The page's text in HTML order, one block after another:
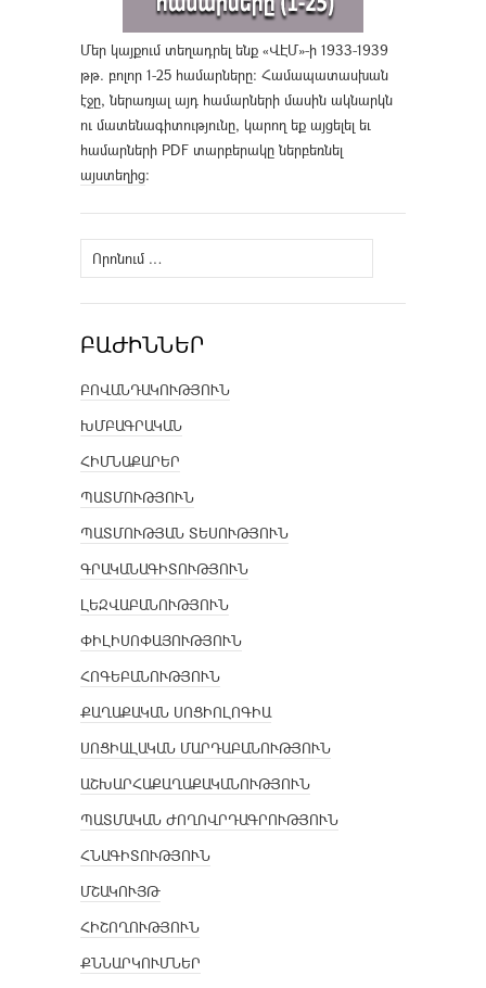
Մեր կայքում տեղադրել ենք «ՎԷՄ»-ի 1933-1939
թթ. բոլոր 1-25 համարները։ Համապատասխան
էջը, ներառյալ այդ համարների մասին ակնարկն
ու մատենագիտությունը, կարող եք այցելել եւ
համարների PDF տարբերակը ներբեռնել
այստեղից։
Որոնել՝
ԲԱԺԻՆՆԵՐ
ԲՈՎԱՆԴԱԿՈՒԹՅՈՒՆ
ԽՄԲԱԳՐԱԿԱՆ
ՀԻՄՆԱՔԱՐԵՐ
ՊԱՏՄՈՒԹՅՈՒՆ
ՊԱՏՄՈՒԹՅԱՆ ՏԵՍՈՒԹՅՈՒՆ
ԳՐԱԿԱՆԱԳԻՏՈՒԹՅՈՒՆ
ԼԵԶՎԱԲԱՆՈՒԹՅՈՒՆ
ՓԻԼԻՍՈՓԱՅՈՒԹՅՈՒՆ
ՀՈԳԵԲԱՆՈՒԹՅՈՒՆ
ՔԱՂԱՔԱԿԱՆ ՍՈՑԻՈԼՈԳԻԱ
ՍՈՑԻԱԼԱԿԱՆ ՄԱՐԴԱԲԱՆՈՒԹՅՈՒՆ
ԱՇԽԱՐՀԱՔԱՂԱՔԱԿԱՆՈՒԹՅՈՒՆ
ՊԱՏՄԱԿԱՆ ԺՈՂՈՎՐԴԱԳՐՈՒԹՅՈՒՆ
ՀՆԱԳԻՏՈՒԹՅՈՒՆ
ՄՇԱԿՈՒՅԹ
ՀԻՇՈՂՈՒԹՅՈՒՆ
ՔՆՆԱՐԿՈՒՄՆԵՐ